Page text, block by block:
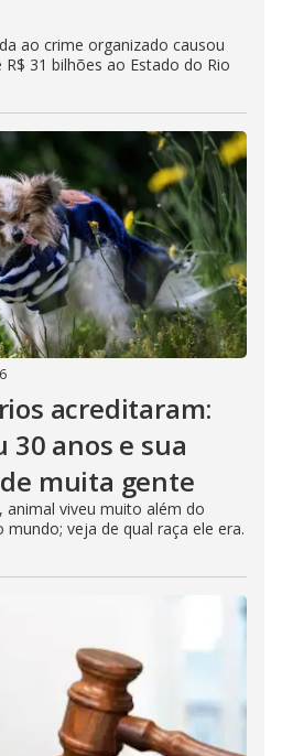
ao crime organizado causou
31 bilhões ao Estado do Rio
acreditaram:
30 anos e sua
muita gente
animal viveu muito além do
veja de qual raça ele era.